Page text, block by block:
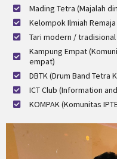
Mading Tetra (Majalah
Kelompok Ilmiah Remaja
Tari modern / tradisional
Kampung Empat
empat)
DBTK (Drum Band Tetra
ICT Club (Information
KOMPAK (Komunitas